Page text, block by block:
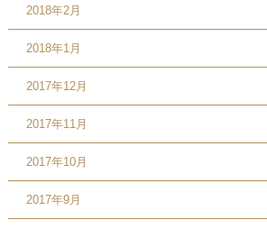
2018年2月
2018年1月
2017年12月
2017年11月
2017年10月
2017年9月